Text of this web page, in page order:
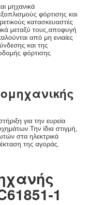
μηχανικά
φόρτισης και
κατασκευαστές
μεταξύ τους,αποφυγή
από μη ενιαίες
και της
φόρτισης
για την ευρεία
ίδια στιγμή,
στα ηλεκτρικά
της αγοράς.
1